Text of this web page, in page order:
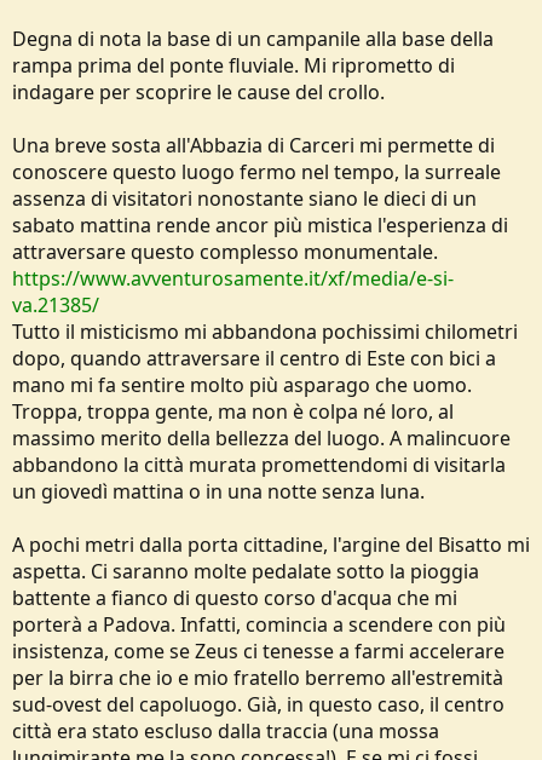
Degna di nota la base di un campanile alla base della
rampa prima del ponte fluviale. Mi riprometto di
indagare per scoprire le cause del crollo.
Una breve sosta all'Abbazia di Carceri mi permette di
conoscere questo luogo fermo nel tempo, la surreale
assenza di visitatori nonostante siano le dieci di un
sabato mattina rende ancor più mistica l'esperienza di
attraversare questo complesso monumentale.
https://www.avventurosamente.it/xf/media/e-si-
va.21385/
Tutto il misticismo mi abbandona pochissimi chilometri
dopo, quando attraversare il centro di Este con bici a
mano mi fa sentire molto più asparago che uomo.
Troppa, troppa gente, ma non è colpa né loro, al
massimo merito della bellezza del luogo. A malincuore
abbandono la città murata promettendomi di visitarla
un giovedì mattina o in una notte senza luna.
A pochi metri dalla porta cittadine, l'argine del Bisatto mi
aspetta. Ci saranno molte pedalate sotto la pioggia
battente a fianco di questo corso d'acqua che mi
porterà a Padova. Infatti, comincia a scendere con più
insistenza, come se Zeus ci tenesse a farmi accelerare
per la birra che io e mio fratello berremo all'estremità
sud-ovest del capoluogo. Già, in questo caso, il centro
città era stato escluso dalla traccia (una mossa